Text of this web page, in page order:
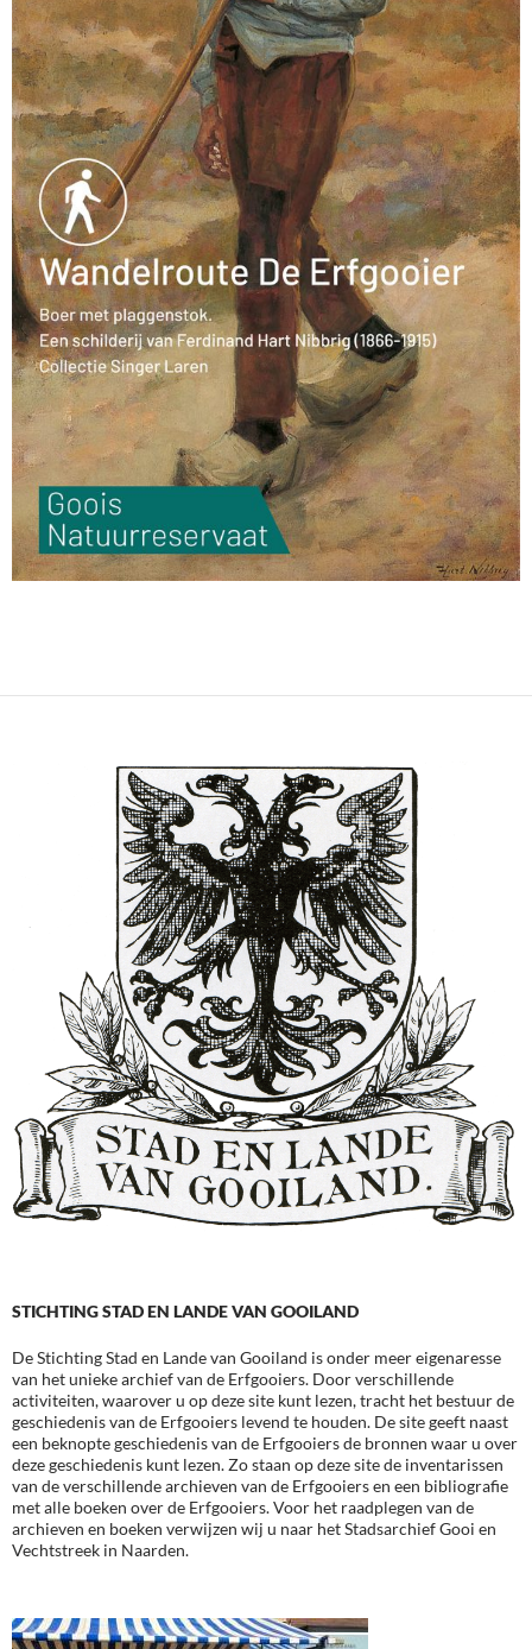
STICHTING STAD EN LANDE VAN GOOILAND
De Stichting Stad en Lande van Gooiland is onder meer eigenaresse
van het unieke archief van de Erfgooiers. Door verschillende
activiteiten, waarover u op deze site kunt lezen, tracht het bestuur de
geschiedenis van de Erfgooiers levend te houden. De site geeft naast
een beknopte geschiedenis van de Erfgooiers de bronnen waar u over
deze geschiedenis kunt lezen. Zo staan op deze site de inventarissen
van de verschillende archieven van de Erfgooiers en een bibliografie
met alle boeken over de Erfgooiers. Voor het raadplegen van de
archieven en boeken verwijzen wij u naar het Stadsarchief Gooi en
Vechtstreek in Naarden.